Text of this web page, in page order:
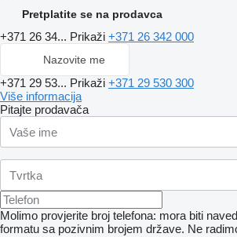
Pretplatite se na prodavca
+371 26 34... Prikaži +371 26 342 000
Nazovite me
+371 29 53... Prikaži +371 29 530 300
Više informacija
Pitajte prodavača
Molimo provjerite broj telefona: mora biti
formatu sa pozivnim brojem države. Ne